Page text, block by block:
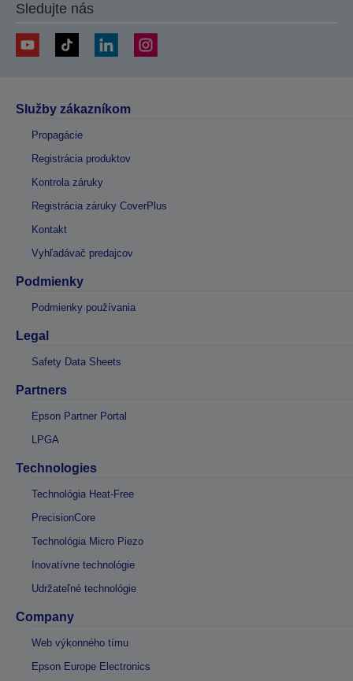
Sledujte nás
Služby zákazníkom
Propagácie
Registrácia produktov
Kontrola záruky
Registrácia záruky CoverPlus
Kontakt
Vyhľadávač predajcov
Podmienky
Podmienky používania
Legal
Safety Data Sheets
Partners
Epson Partner Portal
LPGA
Technologies
Technológia Heat-Free
PrecisionCore
Technológia Micro Piezo
Inovatívne technológie
Udržateľné technológie
Company
Web výkonného tímu
Epson Europe Electronics